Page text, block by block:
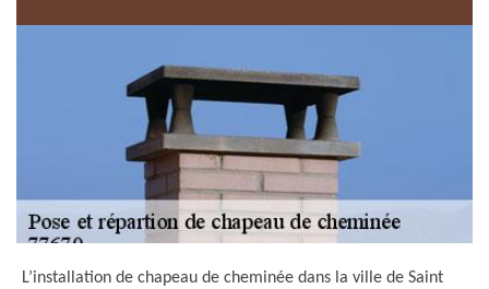
L’installation de chapeau de cheminée dans la ville de Saint